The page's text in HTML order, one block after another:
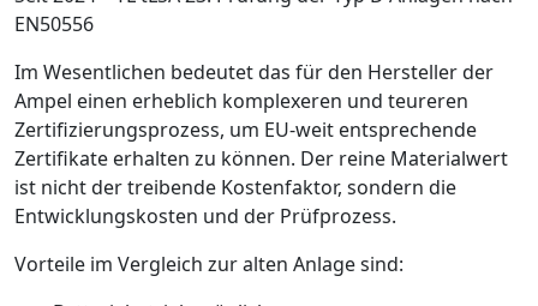
EN50556
Im Wesentlichen bedeutet das für den Hersteller der
Ampel einen erheblich komplexeren und teureren
Zertifizierungsprozess, um EU-weit entsprechende
Zertifikate erhalten zu können. Der reine Materialwert
ist nicht der treibende Kostenfaktor, sondern die
Entwicklungskosten und der Prüfprozess.
Vorteile im Vergleich zur alten Anlage sind: